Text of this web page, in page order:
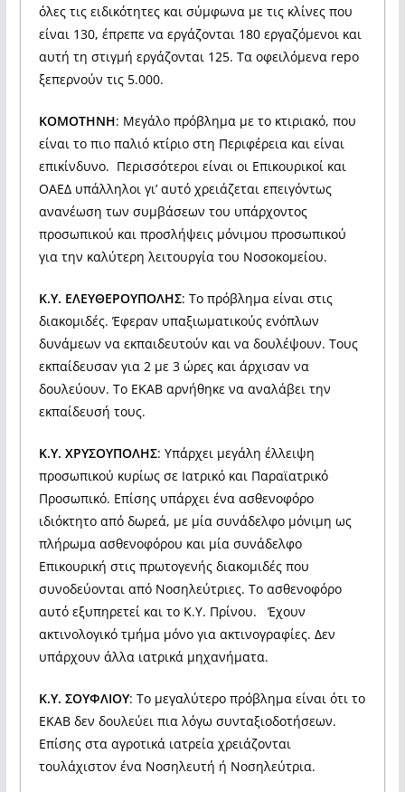
όλες τις ειδικότητες και σύμφωνα με τις κλίνες που
είναι 130, έπρεπε να εργάζονται 180 εργαζόμενοι και
αυτή τη στιγμή εργάζονται 125. Τα οφειλόμενα repo
ξεπερνούν τις 5.000.
ΚΟΜΟΤΗΝΗ: Μεγάλο πρόβλημα με το κτιριακό, που
είναι το πιο παλιό κτίριο στη Περιφέρεια και είναι
επικίνδυνο. Περισσότεροι είναι οι Επικουρικοί και
ΟΑΕΔ υπάλληλοι γι’ αυτό χρειάζεται επειγόντως
ανανέωση των συμβάσεων του υπάρχοντος
προσωπικού και προσλήψεις μόνιμου προσωπικού
για την καλύτερη λειτουργία του Νοσοκομείου.
Κ.Υ. ΕΛΕΥΘΕΡΟΥΠΟΛΗΣ: Το πρόβλημα είναι στις
διακομιδές. Έφεραν υπαξιωματικούς ενόπλων
δυνάμεων να εκπαιδευτούν και να δουλέψουν. Τους
εκπαίδευσαν για 2 με 3 ώρες και άρχισαν να
δουλεύουν. Το ΕΚΑΒ αρνήθηκε να αναλάβει την
εκπαίδευσή τους.
Κ.Υ. ΧΡΥΣΟΥΠΟΛΗΣ: Υπάρχει μεγάλη έλλειψη
προσωπικού κυρίως σε Ιατρικό και Παραϊατρικό
Προσωπικό. Επίσης υπάρχει ένα ασθενοφόρο
ιδιόκτητο από δωρεά, με μία συνάδελφο μόνιμη ως
πλήρωμα ασθενοφόρου και μία συνάδελφο
Επικουρική στις πρωτογενής διακομιδές που
συνοδεύονται από Νοσηλεύτριες. Το ασθενοφόρο
αυτό εξυπηρετεί και το Κ.Υ. Πρίνου. Έχουν
ακτινολογικό τμήμα μόνο για ακτινογραφίες. Δεν
υπάρχουν άλλα ιατρικά μηχανήματα.
Κ.Υ. ΣΟΥΦΛΙΟΥ: Το μεγαλύτερο πρόβλημα είναι ότι το
ΕΚΑΒ δεν δουλεύει πια λόγω συνταξιοδοτήσεων.
Επίσης στα αγροτικά ιατρεία χρειάζονται
τουλάχιστον ένα Νοσηλευτή ή Νοσηλεύτρια.